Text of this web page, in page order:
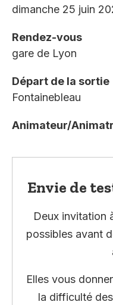
dimanche 25 juin
Rendez-vous
gare de Lyon
Départ de la sortie
Fontainebleau
Animateur/
Envie de
Deux invitation
possibles avant
Elles vous
la difficulté